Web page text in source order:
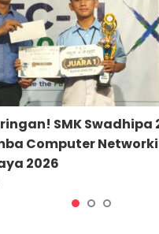
SMK Swadhipa
Computer
2026